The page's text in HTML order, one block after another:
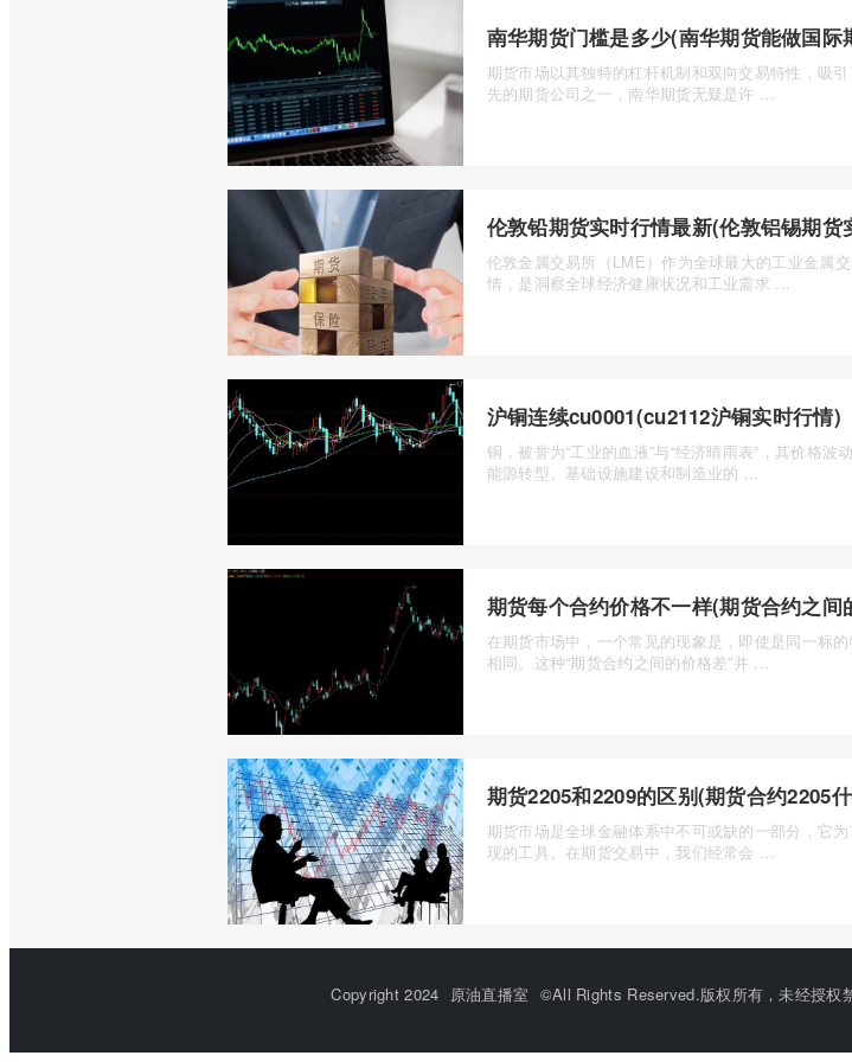
南华期货门槛是多少(南华期货能做国际
期货市场以其独特的杠杆机制和双向交易特性，吸
先的期货公司之一，南华期货无疑是许 ...
伦敦铅期货实时行情最新(伦敦铝锡期货
伦敦金属交易所（LME）作为全球最大的工业金属
情，是洞察全球经济健康状况和工业需求 ...
沪铜连续cu0001(cu2112沪铜实时行情)
铜，被誉为“工业的血液”与“经济晴雨表”，其价格
能源转型、基础设施建设和制造业的 ...
期货每个合约价格不一样(期货合约之间
在期货市场中，一个常见的现象是，即使是同一标
相同。这种“期货合约之间的价格差”并 ...
期货2205和2209的区别(期货合约2205
期货市场是全球金融体系中不可或缺的一部分，它
现的工具。在期货交易中，我们经常会 ...
Copyright 2024 原油直播室 ©All Rights Reserved.版权所有，未经授权